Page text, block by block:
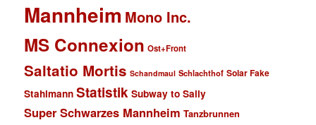
Mannheim Mono Inc.
MS Connexion Ost+Front
Saltatio Mortis Schandmaul Schlachthof Solar Fake
Stahlmann Statistik Subway to Sally
Super Schwarzes Mannheim Tanzbrunnen